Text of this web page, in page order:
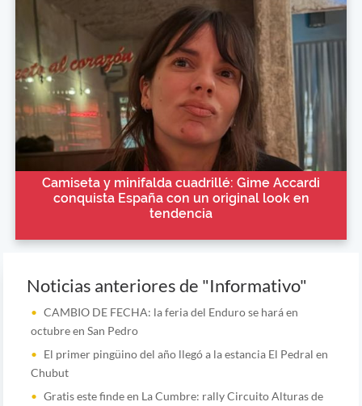
Camiseta y minifalda cuadrillé: Gime Accardi
conquista España con un original look en
tendencia
Noticias anteriores de "Informativo"
CAMBIO DE FECHA: la feria del Enduro se hará en
octubre en San Pedro
El primer pingüino del año llegó a la estancia El Pedral en
Chubut
Gratis este finde en La Cumbre: rally Circuito Alturas de